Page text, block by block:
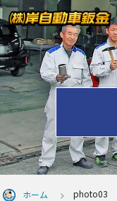
ホーム photo03